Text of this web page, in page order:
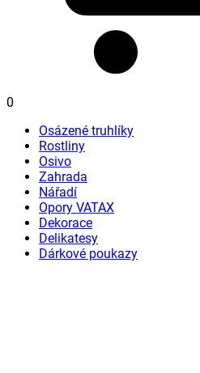
0
Osázené truhlíky
Rostliny
Osivo
Zahrada
Nářadí
Opory VATAX
Dekorace
Delikatesy
Dárkové poukazy